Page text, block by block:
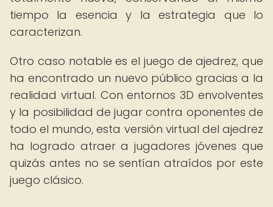
tiempo la esencia y la estrategia que lo
caracterizan.
Otro caso notable es el juego de ajedrez, que
ha encontrado un nuevo público gracias a la
realidad virtual. Con entornos 3D envolventes
y la posibilidad de jugar contra oponentes de
todo el mundo, esta versión virtual del ajedrez
ha logrado atraer a jugadores jóvenes que
quizás antes no se sentían atraídos por este
juego clásico.